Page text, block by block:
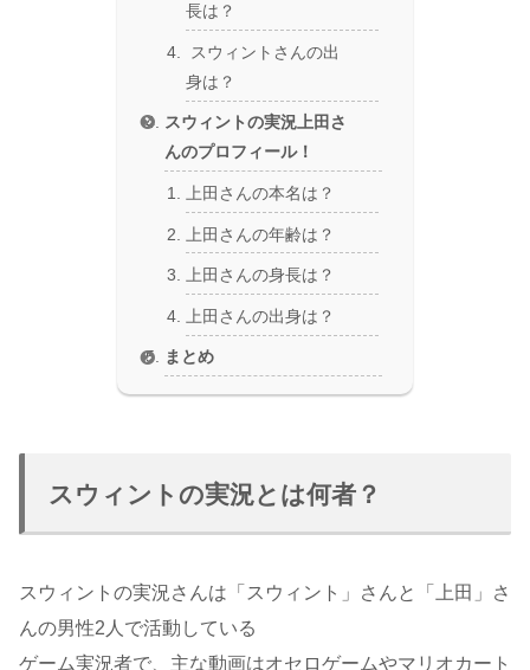
長は？
スウィントさんの出
身は？
スウィントの実況上田さ
んのプロフィール！
上田さんの本名は？
上田さんの年齢は？
上田さんの身長は？
上田さんの出身は？
まとめ
スウィントの実況とは何者？
スウィントの実況さんは「スウィント」さんと「上田」さ
んの男性2人で活動している
ゲーム実況者で、主な動画はオセロゲームやマリオカート